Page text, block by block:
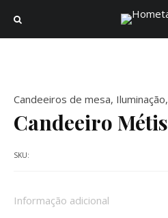
Candeeiros de mesa, Iluminação,
Candeeiro Métis
SKU:
Informação adicional